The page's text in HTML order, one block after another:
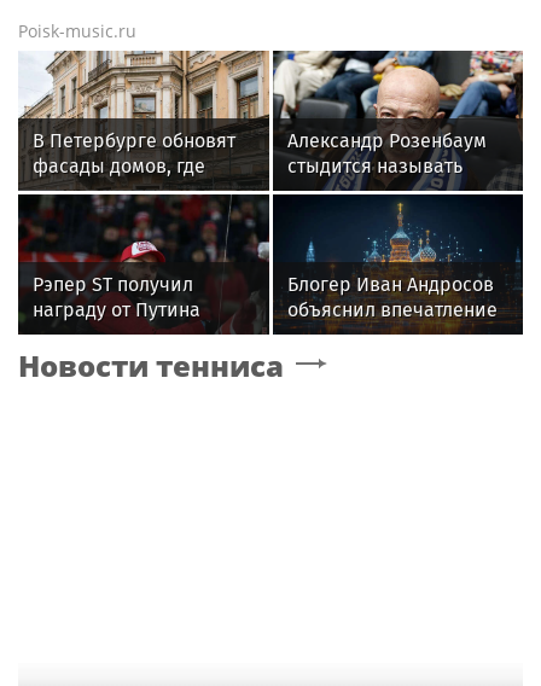
Poisk-music.ru
В Петербурге обновят
фасады домов, где
жили Чайковский и
Тургенев
Александр Розенбаум
стыдится называть
себя звездой
Рэпер ST получил
награду от Путина
Блогер Иван Андросов
объяснил впечатление
от образа Аллы
Пугачевой
Новости тенниса